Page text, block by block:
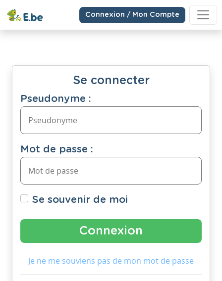
Connexion / Mon Compte
Se connecter
Pseudonyme :
Mot de passe :
Se souvenir de moi
Je ne me souviens pas de mon mot de passe